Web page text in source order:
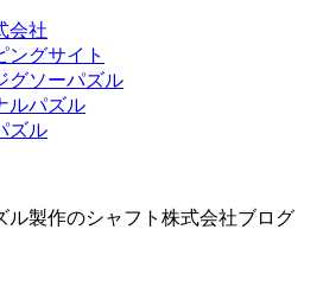
会社
ングサイト
グソーパズル
ルパズル
ズル
ル製作のシャフト株式会社ブログ